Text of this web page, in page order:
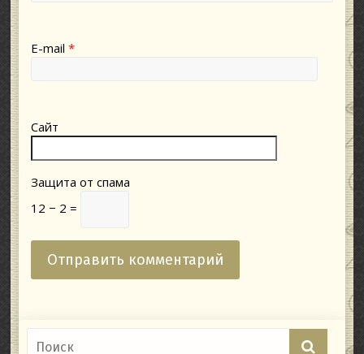
E-mail*
Сайт
Защита от спама
12 − 2 =